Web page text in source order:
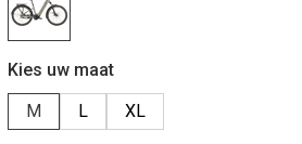
Kies uw maat
M
L XL